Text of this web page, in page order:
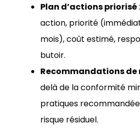
Plan d’actions priorisé
action, priorité
mois), coût estimé,
butoir.
Recommandations
delà de la conformité
pratiques
risque résiduel.